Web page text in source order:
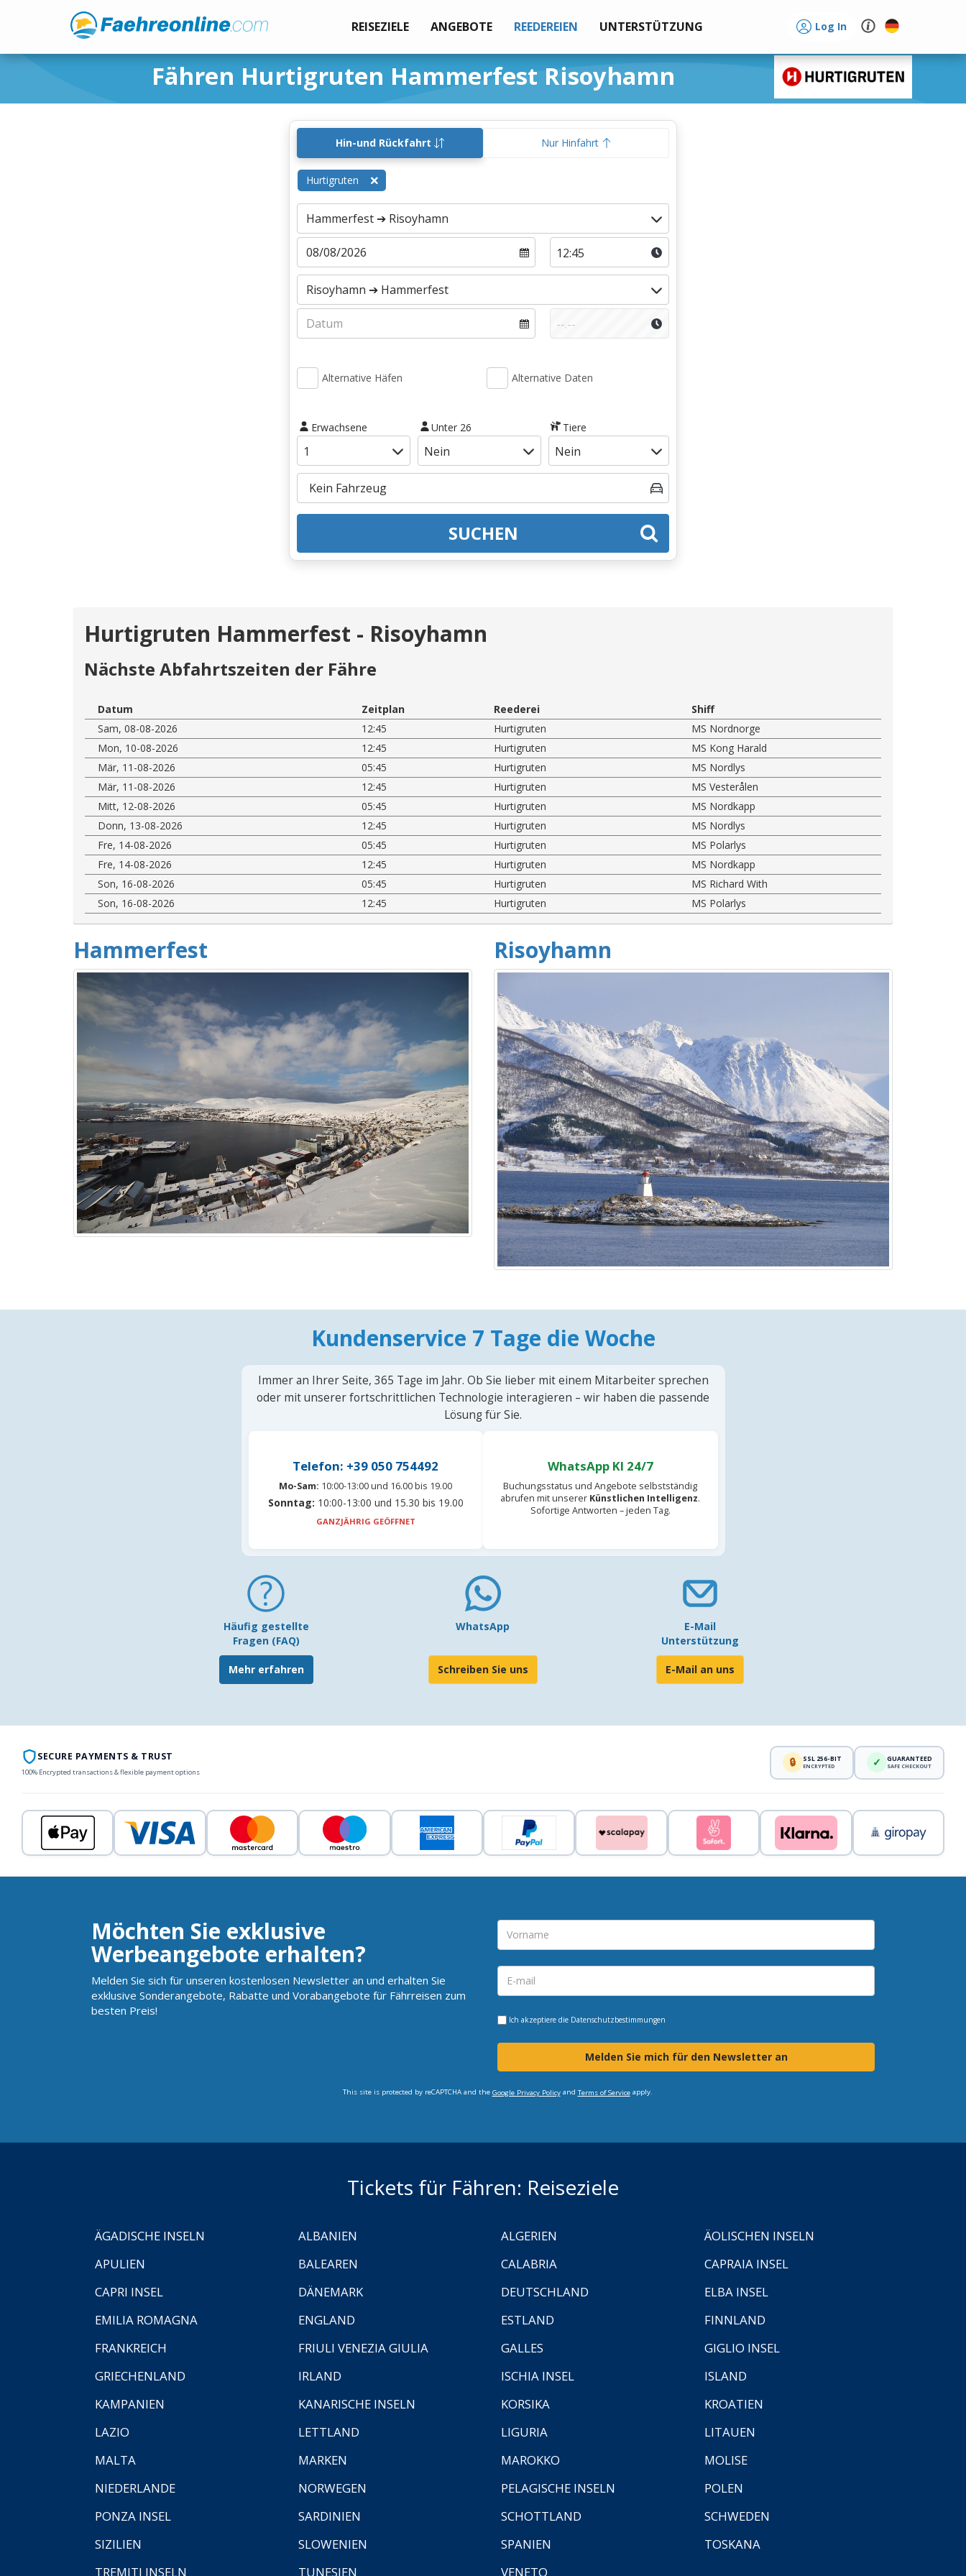
REISEZIELE ANGEBOTE REEDEREIEN UNTERSTÜTZUNG Log In
Fähren Hurtigruten Hammerfest Risoyhamn
Hin-und Rückfahrt Nur Hinfahrt
Hurtigruten
Alternative Häfen Alternative Daten
Erwachsene Unter 26 Tiere
SUCHEN
Hurtigruten Hammerfest - Risoyhamn
Nächste Abfahrtszeiten der Fähre
Datum Zeitplan Reederei
Shiff
Sam, 08-08-2026
12:45 Hurtigruten
MS Nordnorge
Mon, 10-08-2026
12:45 Hurtigruten
MS Kong Harald
Mär, 11-08-2026
05:45 Hurtigruten
MS Nordlys
Mär, 11-08-2026
12:45 Hurtigruten
MS Vesterålen
Mitt, 12-08-2026
05:45 Hurtigruten
MS Nordkapp
Donn, 13-08-2026
12:45 Hurtigruten
MS Nordlys
Fre, 14-08-2026
05:45 Hurtigruten
MS Polarlys
Fre, 14-08-2026
12:45 Hurtigruten
MS Nordkapp
Son, 16-08-2026
05:45 Hurtigruten
MS Richard With
Son, 16-08-2026
12:45 Hurtigruten MS Polarlys
Hammerfest Risoyhamn
Kundenservice 7 Tage die Woche
Immer an Ihrer Seite, 365 Tage im Jahr. Ob Sie lieber mit einem Mitarbeiter sprechen
oder mit unserer fortschrittlichen Technologie interagieren – wir haben die passende
Lösung für Sie.
Telefon: +39 050 754492
Mo-Sam: 10:00-13:00 und 16.00 bis 19.00
Sonntag: 10:00-13:00 und 15.30 bis 19.00
GANZJÄHRIG GEÖFFNET
WhatsApp KI 24/7
Buchungsstatus und Angebote selbstständig
abrufen mit unserer Künstlichen Intelligenz.
Sofortige Antworten – jeden Tag.
Häufig gestellte
Fragen (FAQ)
Mehr erfahren
WhatsApp
Schreiben Sie uns
E-Mail
Unterstützung
E-Mail an uns
SECURE PAYMENTS & TRUST
100% Encrypted transactions & flexible payment options
🔒 SSL 256-BIT
ENCRYPTED ✓ GUARANTEED
SAFE CHECKOUT
Möchten Sie exklusive
Werbeangebote erhalten?
Melden Sie sich für unseren kostenlosen Newsletter an und erhalten Sie
exklusive Sonderangebote, Rabatte und Vorabangebote für Fährreisen zum
besten Preis!
Ich akzeptiere die Datenschutzbestimmungen
Melden Sie mich für den Newsletter an
This site is protected by reCAPTCHA and the Google Privacy Policyand Terms of Serviceapply.
Tickets für Fähren: Reiseziele
ÄGADISCHE INSELN ALBANIEN ALGERIEN
ÄOLISCHEN INSELN
APULIEN
BALEAREN CALABRIA
CAPRAIA INSEL
CAPRI INSEL
DÄNEMARK DEUTSCHLAND
ELBA INSEL
EMILIA ROMAGNA
ENGLAND ESTLAND
FINNLAND
FRANKREICH
FRIULI VENEZIA GIULIA GALLES
GIGLIO INSEL
GRIECHENLAND
IRLAND ISCHIA INSEL
ISLAND
KAMPANIEN
KANARISCHE INSELN KORSIKA
KROATIEN
LAZIO
LETTLAND LIGURIA
LITAUEN
MALTA
MARKEN MAROKKO
MOLISE
NIEDERLANDE
NORWEGEN PELAGISCHE INSELN
POLEN
PONZA INSEL
SARDINIEN SCHOTTLAND
SCHWEDEN
SIZILIEN
SLOWENIEN SPANIEN
TOSKANA
TREMITI INSELN
TUNESIEN VENETO